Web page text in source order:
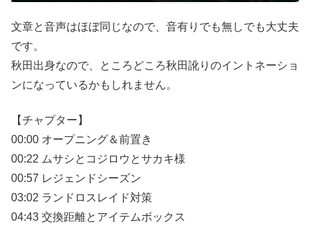
文章と音声はほぼ同じなので、音有りでも無しでも大丈夫
です。
秋田出身なので、ところどころ秋田訛りのイントネーショ
ンになっているかもしれません。
【チャプター】
00:00 オープニング＆前置き
00:22 ムサシとコジロウとサカキ様
00:57 レジェンドシーズン
03:02 ランドロスレイド対策
04:43 交換距離とアイテムボックス